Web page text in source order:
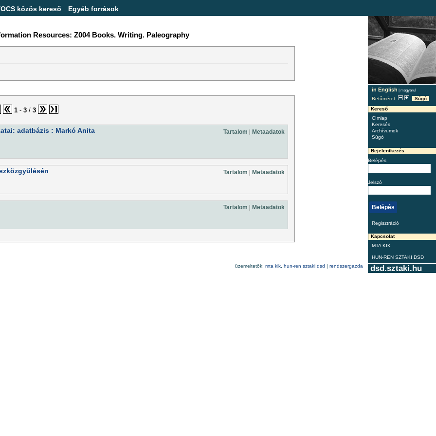
közös kereső Egyéb források
in English | magyarul
Betűméret:
Súgó
Kereső
Címlap
Keresés
Archívumok
Súgó
Bejelentkezés
Belépés
Jelszó
Regisztráció
Kapcsolat
MTA KIK
HUN-REN SZTAKI DSD
Resources: Z004 Books. Writing. Paleography
1- 3/ 3
adatbázis : Markó Anita
Tartalom | Metaadatok
Tartalom | Metaadatok
Tartalom Metaadatok
dsd.sztaki.hu
üzemeltetők: mta kik hun-ren sztaki dsd | rendszergazda